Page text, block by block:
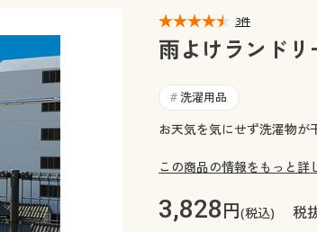
・日用品
寝具・ベッド
カーテン・ラグ・ファブリック
ジュニ
3件
雨よけランドリ
# 洗濯用品
お天気を気にせず洗濯物が
この商品の情報をもっと詳
3,828円(税込) 税